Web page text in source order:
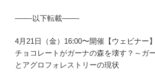
——-以下転載——-
4月21日（金）16:00〜開催【ウェビナー】
チョコレートがガーナの森を壊す？～ガ
とアグロフォレストリーの現状